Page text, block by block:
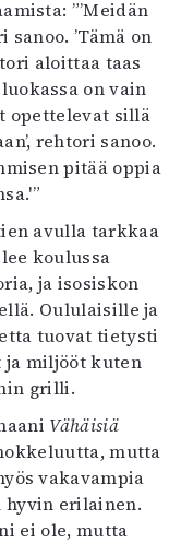
”’Meidän
’Tämä on
aloittaa taas
on vain
opettelevat sillä
rehtori sanoo.
pitää oppia
avulla tarkkaa
koulussa
ja isosiskon
Oululaisille ja
tuovat tietysti
ja miljööt kuten
grilli.
Vähäisiä
mutta
vakavampia
hyvin erilainen.
ei ole, mutta